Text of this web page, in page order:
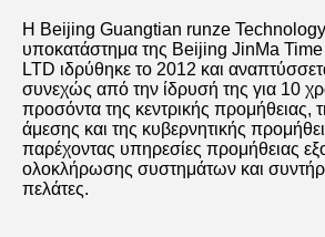
Η Beijing Guangtian runze
υποκατάστημα της Beijing JinMa
LTD ιδρύθηκε το 2012 και
συνεχώς από την ίδρυσή της για 10
προσόντα της κεντρικής προμήθειας,
άμεσης και της κυβερνητικής
παρέχοντας υπηρεσίες προμήθειας
ολοκλήρωσης συστημάτων και
πελάτες.